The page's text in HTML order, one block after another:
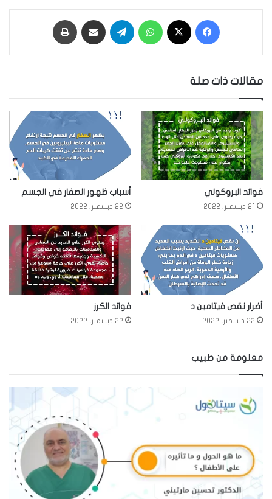
مقالات ذات صلة
فوائد البروكولي
21 ديسمبر، 2022
أسباب ظهور الصفار في الجسم
22 ديسمبر، 2022
أضرار نقص فيتامين د
22 ديسمبر، 2022
فوائد الكرز
22 ديسمبر، 2022
معلومة من طبيب